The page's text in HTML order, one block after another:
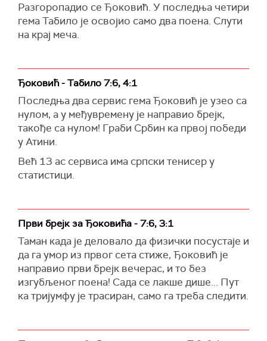
Разгоропадио се Ђоковић. У последња четири
гема Табило је освојио само два поена. Слути
на крај меча.
Ђоковић - Табило 7:6, 4:1
Последња два сервис гема Ђоковић је узео са
нулом, а у међувремену је направио брејк,
такође са нулом! Граби Србин ка првој победи
у Атини.
Већ 13 ас сервиса има српски тенисер у
статистици.
Први брејк за Ђоковића - 7:6, 3:1
Таман када је деловало да физички посустаје и
да га умор из првог сета стиже, Ђоковић је
направио први брејк вечерас, и то без
изгубљеног поена! Сада се лакше дише... Пут
ка тријумфу је трасиран, само га треба следити.